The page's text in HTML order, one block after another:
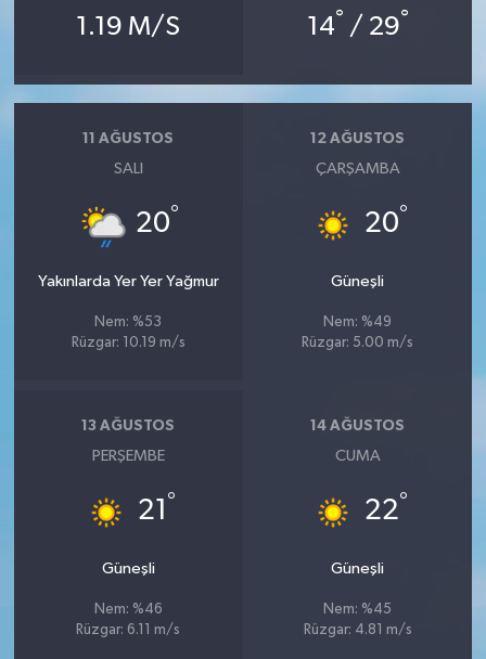
1.19 M/S 14° / 29°
11 AĞUSTOS
SALI
20°
Yakınlarda Yer Yer Yağmur
Nem: %53
Rüzgar: 10.19 m/s
12 AĞUSTOS
ÇARŞAMBA
20°
Güneşli
Nem: %49
Rüzgar: 5.00 m/s
13 AĞUSTOS
PERŞEMBE
21 °
Güneşli
Nem: %46
Rüzgar: 6.11 m/s
14 AĞUSTOS
CUMA
22°
Güneşli
Nem: %45
Rüzgar: 4.81 m/s